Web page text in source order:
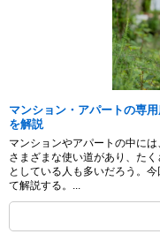
マンション・アパートの専
を解説
マンションやアパートの中に
さまざまな使い道があり、た
としている人も多いだろう。
て解説する。...